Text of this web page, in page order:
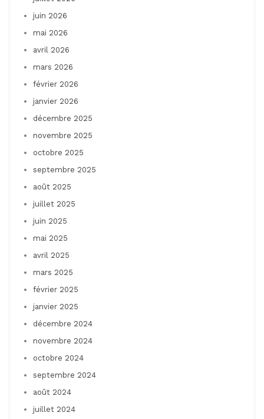
juin 2026
mai 2026
avril 2026
mars 2026
février 2026
janvier 2026
décembre 2025
novembre 2025
octobre 2025
septembre 2025
août 2025
juillet 2025
juin 2025
mai 2025
avril 2025
mars 2025
février 2025
janvier 2025
décembre 2024
novembre 2024
octobre 2024
septembre 2024
août 2024
juillet 2024